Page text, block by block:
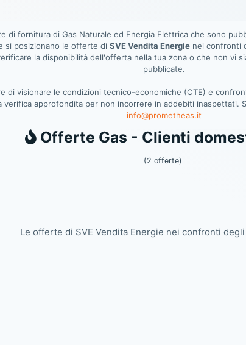
di fornitura di Gas Naturale ed Energia Elettrica che sono
si posizionano le offerte di SVE Vendita Energie nei confronti
la disponibilità dell'offerta nella tua zona o che non vi
pubblicate.
di visionare le condizioni tecnico-economiche (CTE) e
approfondita per non incorrere in addebiti
info@prometheas.it
Gas
Offerte Gas - Clienti
(2 offerte)
Le offerte di SVE Vendita Energie nei confronti